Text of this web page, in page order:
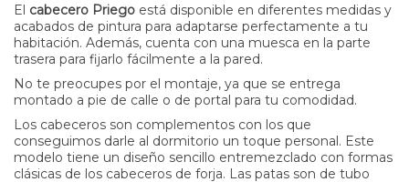
El cabecero Priego está disponible en diferentes medidas y
acabados de pintura para adaptarse perfectamente a tu
habitación. Además, cuenta con una muesca en la parte
trasera para fijarlo fácilmente a la pared.
No te preocupes por el montaje, ya que se entrega
montado a pie de calle o de portal para tu comodidad.
Los cabeceros son complementos con los que
conseguimos darle al dormitorio un toque personal. Este
modelo tiene un diseño sencillo entremezclado con formas
clásicas de los cabeceros de forja. Las patas son de tubo